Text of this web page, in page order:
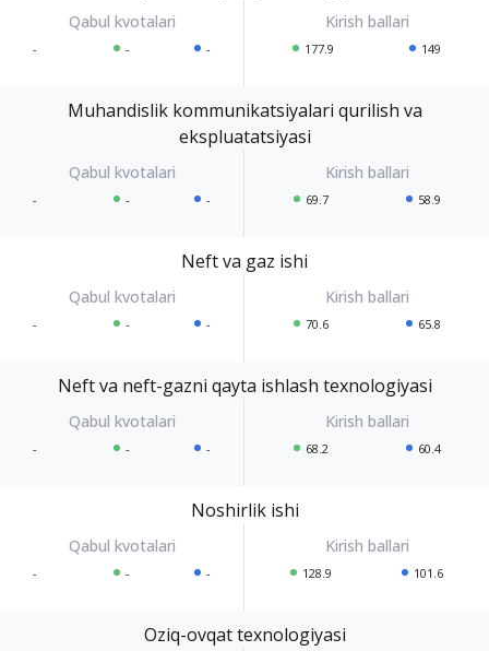
- - - 177.9 149
Muhandislik kommunikatsiyalari qurilish va
ekspluatatsiyasi
- - - 69.7 58.9
Neft va gaz ishi
- - - 70.6 65.8
Neft va neft-gazni qayta ishlash texnologiyasi
- - - 68.2 60.4
Noshirlik ishi
- - - 128.9 101.6
Oziq-ovqat texnologiyasi